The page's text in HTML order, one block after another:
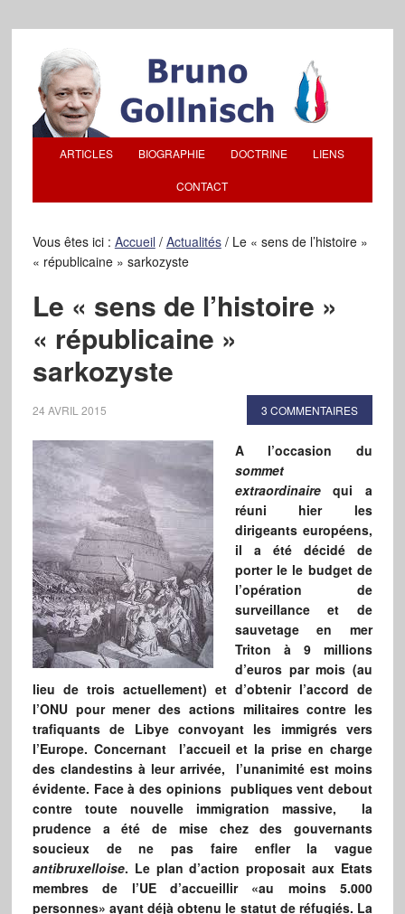
ARTICLES BIOGRAPHIE DOCTRINE LIENS
CONTACT
Vous êtes ici : Accueil / Actualités /Le « sens de l’histoire »
« républicaine » sarkozyste
Le « sens de l’histoire »
« républicaine »
sarkozyste
24 AVRIL 2015 3 COMMENTAIRES
A l’occasion du
sommet
extraordinairequi a
réuni hier les
dirigeants européens,
il a été décidé de
porter le le budget de
l’opération de
surveillance et de
sauvetage en mer
Triton à 9 millions
d’euros par mois (au
lieu de trois actuellement) et d’obtenir l’accord de
l’ONU pour mener des actions militaires contre les
trafiquants de Libye convoyant les immigrés vers
l’Europe. Concernant l’accueil et la prise en charge
des clandestins à leur arrivée, l’unanimité est moins
évidente. Face à des opinions publiques vent debout
contre toute nouvelle immigration massive, la
prudence a été de mise chez des gouvernants
soucieux de ne pas faire enfler la vague
antibruxelloise. Le plan d’action proposait aux Etats
membres de l’UE d’accueillir «au moins 5.000
personnes» ayant déjà obtenu le statut de réfugiés. La